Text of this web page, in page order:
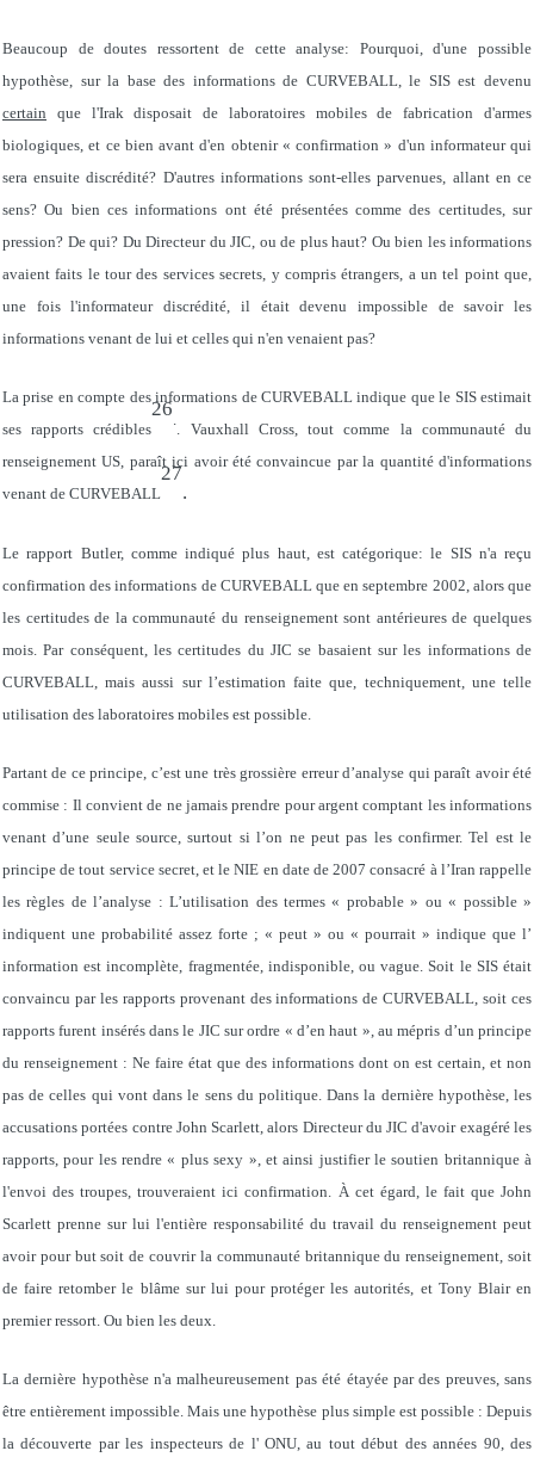
Beaucoup de doutes ressortent de cette analyse: Pourquoi, d'une possible
hypothèse, sur la base des informations de CURVEBALL, le SIS est devenu
certain que l'Irak disposait de laboratoires mobiles de fabrication d'armes
biologiques, et ce bien avant d'en obtenir « confirmation » d'un informateur qui
sera ensuite discrédité? D'autres informations sont-elles parvenues, allant en ce
sens? Ou bien ces informations ont été présentées comme des certitudes, sur
pression? De qui? Du Directeur du JIC, ou de plus haut? Ou bien les informations
avaient faits le tour des services secrets, y compris étrangers, a un tel point que,
une fois l'informateur discrédité, il était devenu impossible de savoir les
informations venant de lui et celles qui n'en venaient pas?
La prise en compte des informations de CURVEBALL indique que le SIS estimait
ses rapports crédibles
26
. Vauxhall Cross, tout comme la communauté du
renseignement US, paraît ici avoir été convaincue par la quantité d'informations
venant de CURVEBALL
27
.
Le rapport Butler, comme indiqué plus haut, est catégorique: le SIS n'a reçu
confirmation des informations de CURVEBALL que en septembre 2002, alors que
les certitudes de la communauté du renseignement sont antérieures de quelques
mois. Par conséquent, les certitudes du JIC se basaient sur les informations de
CURVEBALL, mais aussi sur l’estimation faite que, techniquement, une telle
utilisation des laboratoires mobiles est possible.
Partant de ce principe, c’est une très grossière erreur d’analyse qui paraît avoir été
commise : Il convient de ne jamais prendre pour argent comptant les informations
venant d’une seule source, surtout si l’on ne peut pas les confirmer. Tel est le
principe de tout service secret, et le NIE en date de 2007 consacré à l’Iran rappelle
les règles de l’analyse : L’utilisation des termes « probable » ou « possible »
indiquent une probabilité assez forte ; « peut » ou « pourrait » indique que l’
information est incomplète, fragmentée, indisponible, ou vague. Soit le SIS était
convaincu par les rapports provenant des informations de CURVEBALL, soit ces
rapports furent insérés dans le JIC sur ordre « d’en haut », au mépris d’un principe
du renseignement : Ne faire état que des informations dont on est certain, et non
pas de celles qui vont dans le sens du politique. Dans la dernière hypothèse, les
accusations portées contre John Scarlett, alors Directeur du JIC d'avoir exagéré les
rapports, pour les rendre « plus sexy », et ainsi justifier le soutien britannique à
l'envoi des troupes, trouveraient ici confirmation. À cet égard, le fait que John
Scarlett prenne sur lui l'entière responsabilité du travail du renseignement peut
avoir pour but soit de couvrir la communauté britannique du renseignement, soit
de faire retomber le blâme sur lui pour protéger les autorités, et Tony Blair en
premier ressort. Ou bien les deux.
La dernière hypothèse n'a malheureusement pas été étayée par des preuves, sans
être entièrement impossible. Mais une hypothèse plus simple est possible : Depuis
la découverte par les inspecteurs de l' ONU, au tout début des années 90, des